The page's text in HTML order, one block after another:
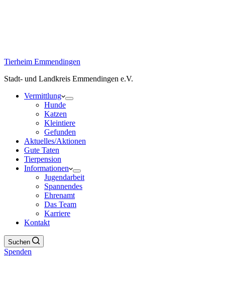
Tierheim Emmendingen
Stadt- und Landkreis Emmendingen e.V.
Vermittlung
Hunde
Katzen
Kleintiere
Gefunden
Aktuelles/Aktionen
Gute Taten
Tierpension
Informationen
Jugendarbeit
Spannendes
Ehrenamt
Das Team
Karriere
Kontakt
Suchen
Spenden